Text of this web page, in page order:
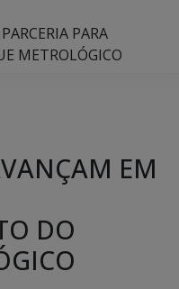
PARA
METROLÓGICO
EM
DO